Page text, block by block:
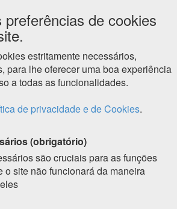
preferências de cookies
estritamente necessários,
para lhe oferecer uma boa experiência
a todas as funcionalidades.
de privacidade e de Cookies.
(obrigatório)
são cruciais para as funções
o site não funcionará da maneira